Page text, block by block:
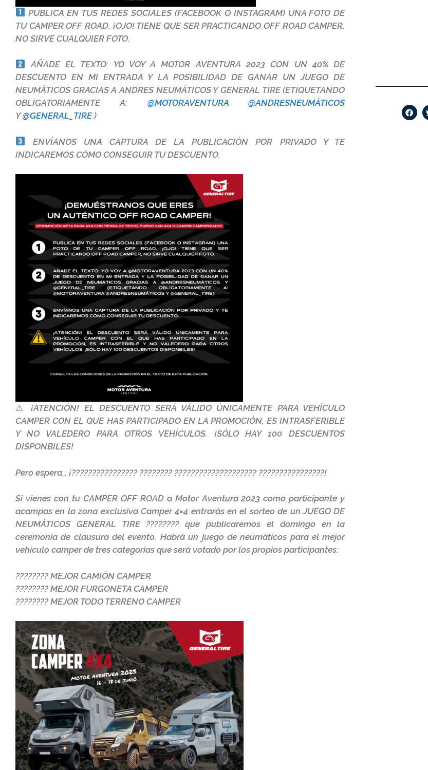
PUBLICA EN TUS REDES SOCIALES (FACEBOOK O INSTAGRAM) UNA FOTO DE
TU CAMPER OFF ROAD. ¡OJO! TIENE QUE SER PRACTICANDO OFF ROAD CAMPER,
NO SIRVE CUALQUIER FOTO.
AÑADE EL TEXTO: YO VOY A MOTOR AVENTURA 2023 CON UN 40% DE
DESCUENTO EN MI ENTRADA Y LA POSIBILIDAD DE GANAR UN JUEGO DE
NEUMÁTICOS GRACIAS AANDRES NEUMÁTICOSYGENERAL TIRE(ETIQUETANDO
OBLIGATORIAMENTE A: @MOTORAVENTURA
@ANDRESNEUMÁTICOS
Y@GENERAL_TIRE)
ENVÍANOS UNA CAPTURA DE LA PUBLICACIÓN POR PRIVADO Y TE
INDICAREMOS CÓMO CONSEGUIR TU DESCUENTO.
⚠ ¡ATENCIÓN! EL DESCUENTO SERÁ VÁLIDO ÚNICAMENTE PARA VEHÍCULO
CAMPER CON EL QUE HAS PARTICIPADO EN LA PROMOCIÓN, ES INTRASFERIBLE
Y NO VALEDERO PARA OTROS VEHÍCULOS. ¡SÓLO HAY 100 DESCUENTOS
DISPONBILES!
Pero espera… ¡???????????????? ???????? ???????????????????? ????????????????!
Si vienes con tu CAMPER OFF ROAD a Motor Aventura 2023 como participante y
acampas en la zona exclusiva Camper 4×4 entrarás en el sorteo de un JUEGO DE
NEUMÁTICOS GENERAL TIRE ???????? que publicaremos el domingo en la
ceremonia de clausura del evento. Habrá un juego de neumáticos para el mejor
vehículo camper de tres categorías que será votado por los propios participantes:
???????? MEJOR CAMIÓN CAMPER
???????? MEJOR FURGONETA CAMPER
???????? MEJOR TODO TERRENO CAMPER